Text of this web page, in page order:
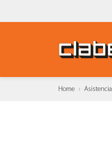
Home Asistencia